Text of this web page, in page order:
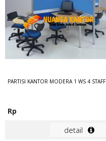
PARTISI KANTOR MODERA 1 WS 4 STAFF
Rp
detail